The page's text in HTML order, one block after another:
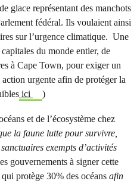
glace représentant des manchots
fédéral. Ils voulaient ainsi
sur l’urgence climatique. Une
du monde entier, de
à Cape Town, pour exiger un
urgente afin de protéger la
ici )
et de l’écosystème chez
la faune lutte pour survivre,
exempts d’activités
gouvernements à signer cette
protège 30% des océans afin